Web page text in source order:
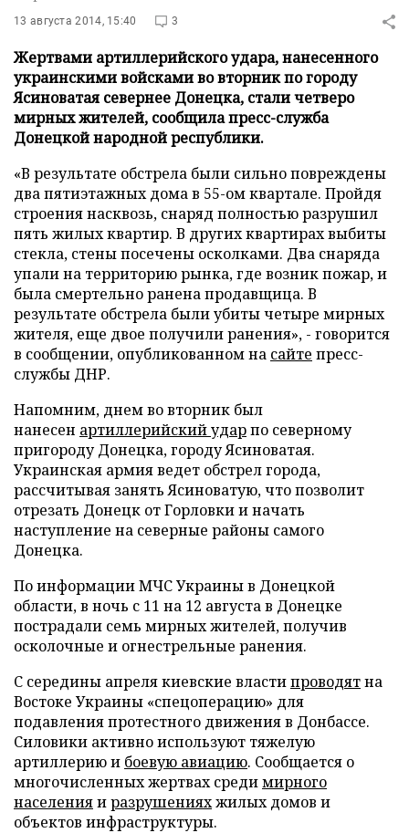
13 августа 2014, 15:40 3
Жертвами артиллерийского удара, нанесенного
украинскими войсками во вторник по городу
Ясиноватая севернее Донецка, стали четверо
мирных жителей, сообщила пресс-служба
Донецкой народной республики.
«В результате обстрела были сильно повреждены
два пятиэтажных дома в 55-ом квартале. Пройдя
строения насквозь, снаряд полностью разрушил
пять жилых квартир. В других квартирах выбиты
стекла, стены посечены осколками. Два снаряда
упали на территорию рынка, где возник пожар, и
была смертельно ранена продавщица. В
результате обстрела были убиты четыре мирных
жителя, еще двое получили ранения», - говорится
в сообщении, опубликованном на сайте пресс-
службы ДНР.
Напомним, днем во вторник был
нанесен артиллерийский ударпо северному
пригороду Донецка, городу Ясиноватая.
Украинская армия ведет обстрел города,
рассчитывая занять Ясиноватую, что позволит
отрезать Донецк от Горловки и начать
наступление на северные районы самого
Донецка.
По информации МЧС Украины в Донецкой
области, в ночь с 11 на 12 августа в Донецке
пострадали семь мирных жителей, получив
осколочные и огнестрельные ранения.
С середины апреля киевские властипроводятна
Востоке Украины «спецоперацию» для
подавления протестного движения в Донбассе.
Силовики активно используют тяжелую
артиллерию и боевую авиацию. Сообщается о
многочисленных жертвах средимирного
населенияиразрушенияхжилых домов и
объектов инфраструктуры.